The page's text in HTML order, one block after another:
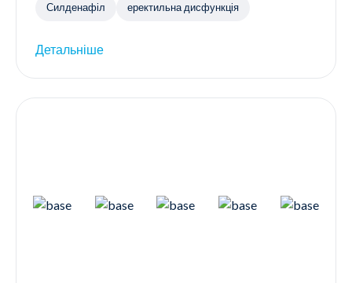
Силденафіл еректильна дисфункція
Детальніше